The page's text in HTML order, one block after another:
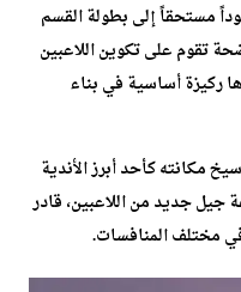
مستحقاً إلى بطولة القسم
تقوم على تكوين اللاعبين
ركيزة أساسية في بناء
مكانته كأحد أبرز الأندية
جيل جديد من اللاعبين، قادر
في مختلف المنافسات.